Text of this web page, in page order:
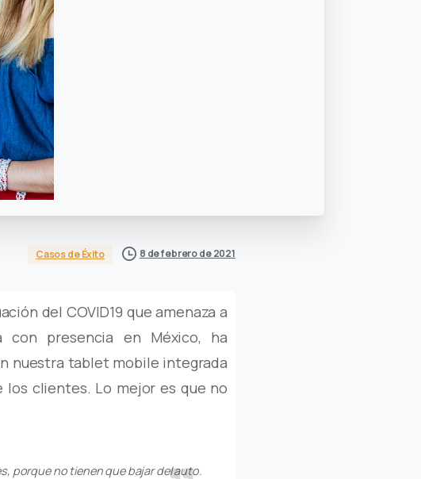
Casos de Éxito 8 de febrero de 2021
del COVID19 que amenaza a
con presencia en México, ha
nuestra tablet mobile integrada
clientes. Lo mejor es que no
porque no tienen que bajar del auto.